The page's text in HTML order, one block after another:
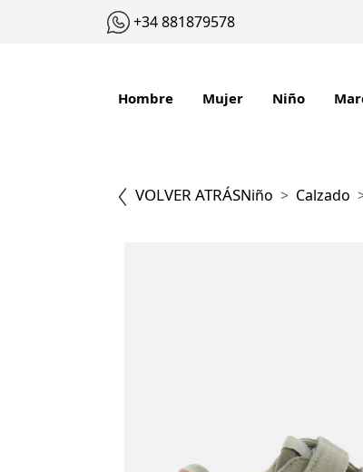
+34 881879578
Hombre Mujer Niño
VOLVER ATRÁSNiño Calzado